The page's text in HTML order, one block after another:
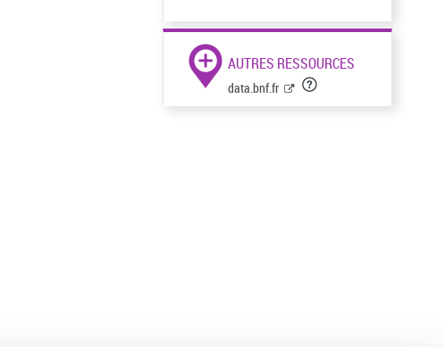
AUTRES RESSOURCES
data.bnf.fr